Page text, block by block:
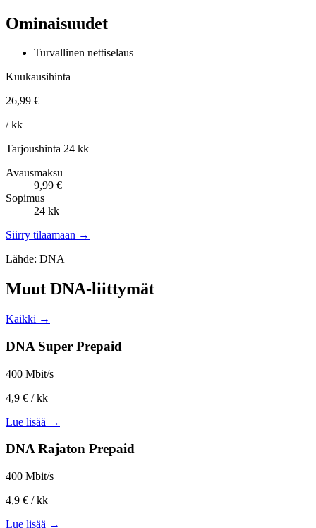
Ominaisuudet
Turvallinen nettiselaus
Kuukausihinta
26,99 €
/ kk
Tarjoushinta 24 kk
Avausmaksu
9,99 €
Sopimus
24 kk
Siirry tilaamaan →
Lähde: DNA
Muut DNA-liittymät
Kaikki →
DNA Super Prepaid
400 Mbit/s
4,9 € / kk
Lue lisää →
DNA Rajaton Prepaid
400 Mbit/s
4,9 € / kk
Lue lisää →